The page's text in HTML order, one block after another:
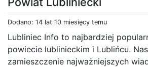
Dodano: 14 lat 10 miesięcy temu
Lubliniec Info to najbardziej
powiecie lublinieckim i Lublińcu.
zamieszczenie najważniejszych